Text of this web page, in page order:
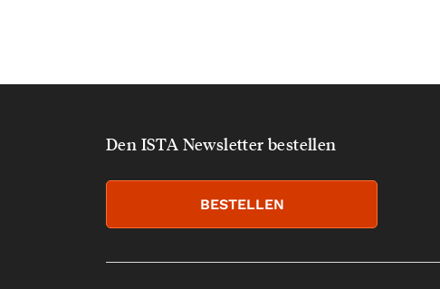
Den ISTA Newsletter bestellen
BESTELLEN